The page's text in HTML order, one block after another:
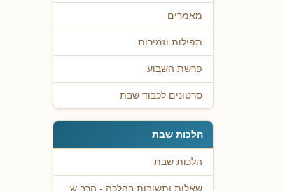
מאמרים
תפילות וזמירות
פרשת השבוע
סרטונים לכבוד שבת
הלכות שבת
הלכות שבת
שאלות ותשובות בהלכה - הרב ש.